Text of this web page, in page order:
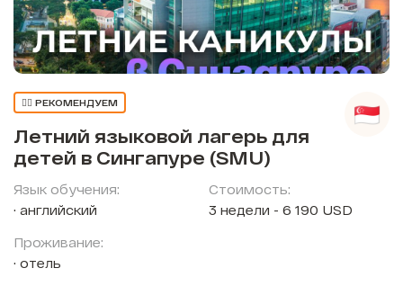
👍🏼 РЕКОМЕНДУЕМ
Летний языковой лагерь для
детей в Сингапуре (SMU)
Язык обучения:
английский
Проживание:
отель
Стоимость:
3 недели - 6 190 USD